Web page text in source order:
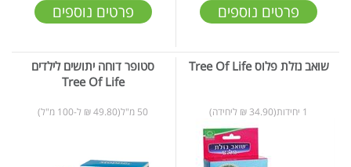
פרטים נוספים פרטים נוספים
שואב נזלת פלוס Tree Of Life
1 יחידות(34.90 ₪ ליחידה)
סטופר דוחה יתושים לילדים
Tree Of Life
50 מ"ל(49.80 ₪ ל-100 מ"ל)